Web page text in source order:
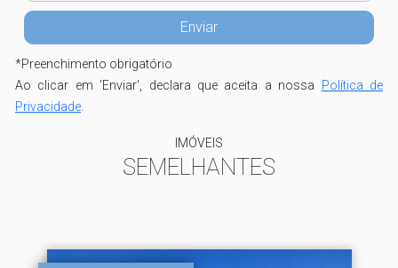
*Preenchimento obrigatório
Ao clicar em 'Enviar', declara que aceita a nossa Política de
Privacidade
IMÓVEIS
SEMELHANTES